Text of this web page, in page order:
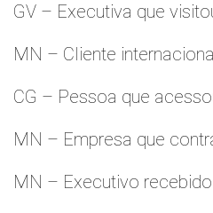
GV – Executiva que
MN – Cliente
CG – Pessoa que
MN – Empresa que
MN – Executivo